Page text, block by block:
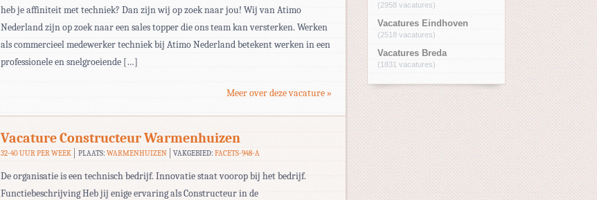
heb je affiniteit met techniek? Dan zijn wij op zoek naar jou! Wij van Atimo
Nederland zijn op zoek naar een sales topper die ons team kan versterken. Werken
als commercieel medewerker techniek bij Atimo Nederland betekent werken in een
professionele en snelgroeiende […]
Meer over deze vacature »
Vacature Constructeur Warmenhuizen
32-40 UUR PER WEEK PLAATS: WARMENHUIZEN VAKGEBIED:FACETS-948-A
De organisatie is een technisch bedrijf. Innovatie staat voorop bij het bedrijf.
Functiebeschrijving Heb jij enige ervaring als Constructeur in de
(2958 vacatures)
Vacatures Eindhoven
(2518 vacatures)
Vacatures Breda
(1831 vacatures)